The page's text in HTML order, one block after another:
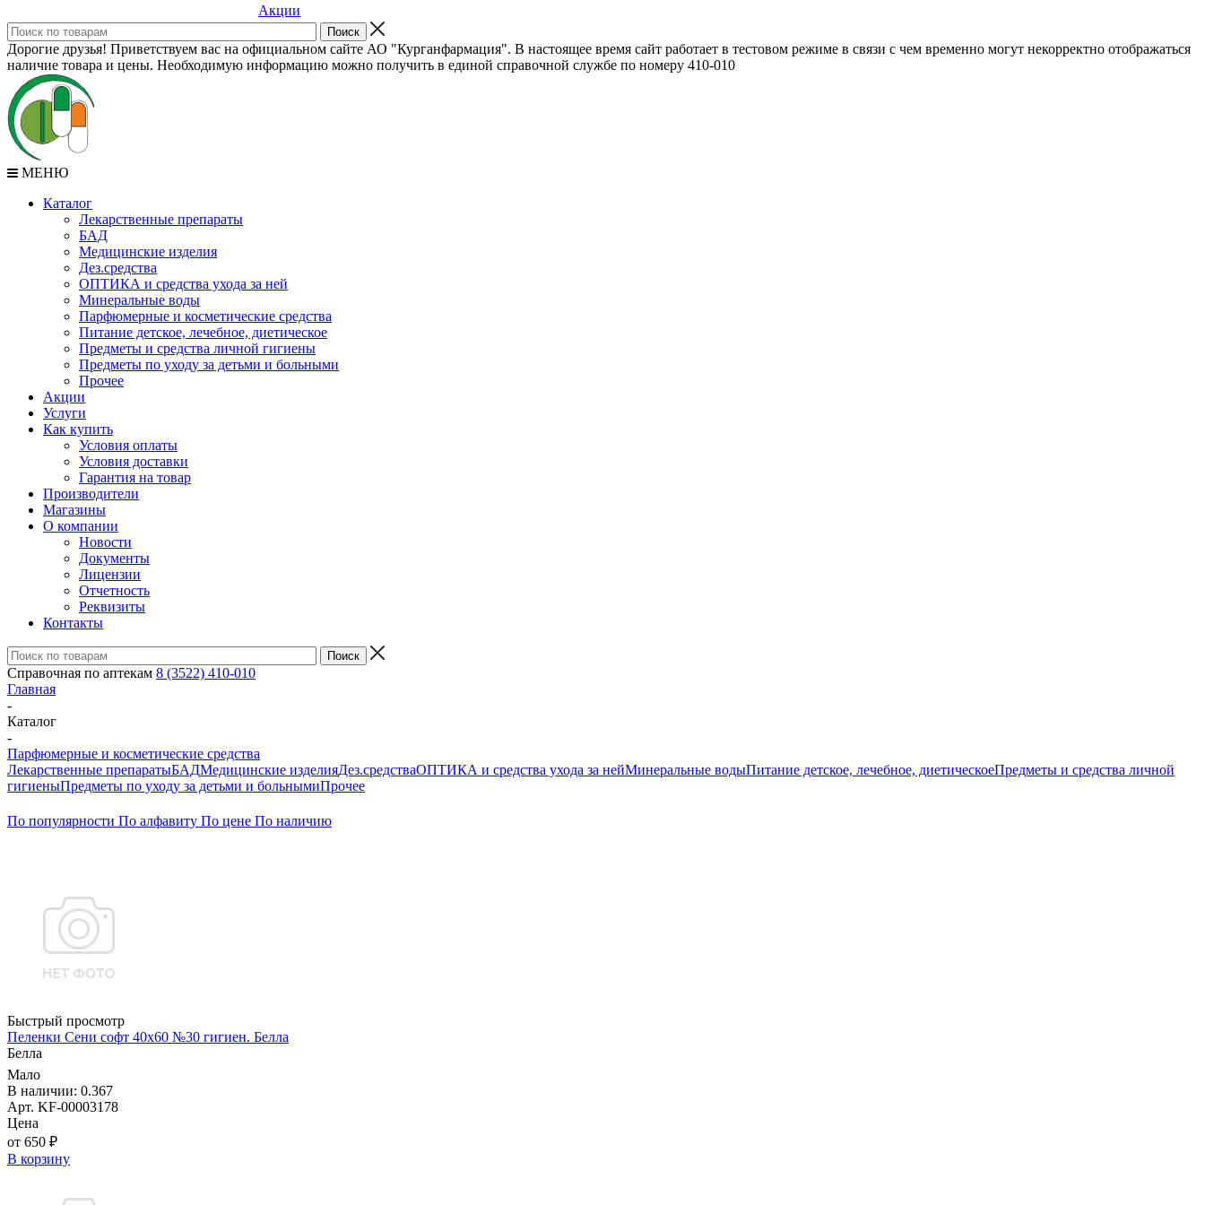
Акции
Дорогие друзья! Приветствуем вас на официальном сайте АО "Курганфармация". В настоящее время сайт работает в тестовом режиме в связи с чем временно могут некорректно отображаться
наличие товара и цены. Необходимую информацию можно получить в единой справочной службе по номеру 410-010
МЕНЮ
Каталог
Лекарственные препараты
БАД
Медицинские изделия
Дез.средства
ОПТИКА и средства ухода за ней
Минеральные воды
Парфюмерные и косметические средства
Питание детское, лечебное, диетическое
Предметы и средства личной гигиены
Предметы по уходу за детьми и больными
Прочее
Акции
Услуги
Как купить
Условия оплаты
Условия доставки
Гарантия на товар
Производители
Магазины
О компании
Новости
Документы
Лицензии
Отчетность
Реквизиты
Контакты
Справочная по аптекам 8 (3522) 410-010
Главная
-
Каталог
-
Парфюмерные и косметические средства
Лекарственные препаратыБАДМедицинские изделияДез.средстваОПТИКА и средства ухода за нейМинеральные водыПитание детское, лечебное, диетическоеПредметы и средства личной
гигиеныПредметы по уходу за детьми и больнымиПрочее
По популярности По алфавиту По цене По наличию
Быстрый просмотр
Пеленки Сени софт 40х60 №30 гигиен. Белла
Белла
Мало
В наличии: 0.367
Арт. KF-00003178
Цена
от 650 ₽
В корзину